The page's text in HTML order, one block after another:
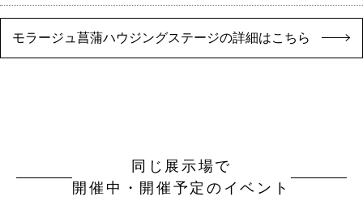
モラージュ菖蒲ハウジングステージの詳細はこちら
同じ展示場で
開催中・開催予定のイベント